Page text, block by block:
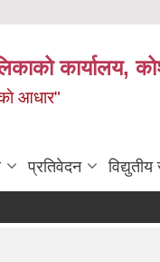
कार्यालय,
आधार"
प्रतिवेदन विद्युतीय